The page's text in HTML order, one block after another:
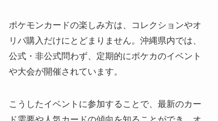
ポケモンカードの楽しみ方は、コレクションやオ
リパ購入だけにとどまりません。沖縄県内では、
公式・非公式問わず、定期的にポケカのイベント
や大会が開催されています。
こうしたイベントに参加することで、最新のカー